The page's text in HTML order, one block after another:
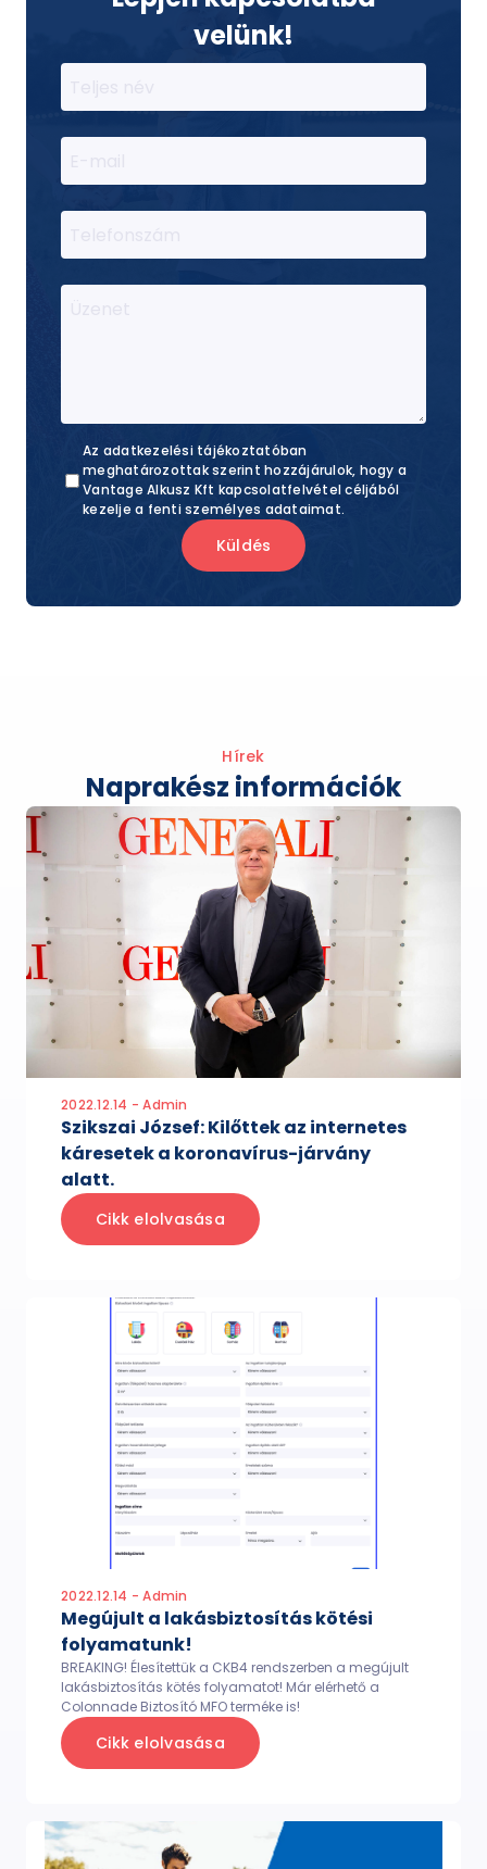
velünk!
Az adatkezelési tájékoztatóban
meghatározottak szerint hozzájárulok, hogy a
Vantage Alkusz Kft kapcsolatfelvétel céljából
kezelje a fenti személyes adataimat.
Küldés
Hírek
Naprakész információk
2022.12.14 - Admin
Szikszai József: Kilőttek az internetes
káresetek a koronavírus-járvány
alatt.
Cikk elolvasása
2022.12.14 - Admin
Megújult a lakásbiztosítás kötési
folyamatunk!
BREAKING! Élesítettük a CKB4 rendszerben a megújult
lakásbiztosítás kötés folyamatot! Már elérhető a
Colonnade Biztosító MFO terméke is!
Cikk elolvasása